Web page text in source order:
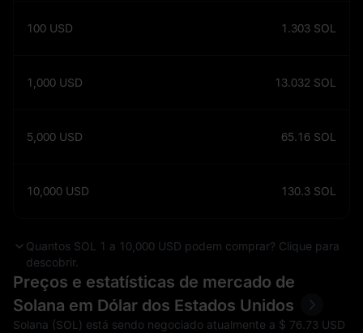
100 USD 1.303 SOL
1,000 USD 13.032 SOL
5,000 USD 65.16 SOL
10,000 USD 130.3 SOL
Quantos SOL 1 a 10,000 USD podem comprar? Clique para
descobrir.
Preços e estatísticas de mercado de
Solana em Dólar dos Estados Unidos
Solana (SOL) está sendo negociado atualmente a $‎ 76.73 USD